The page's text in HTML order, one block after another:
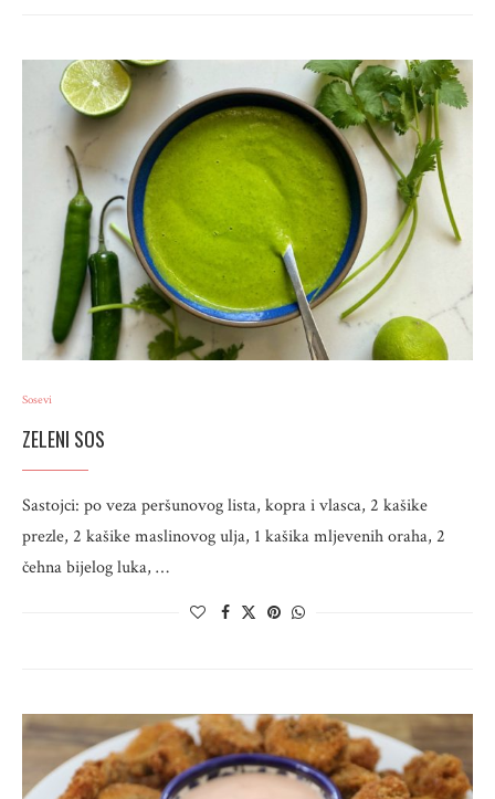
Sosevi
ZELENI SOS
Sastojci: po veza peršunovog lista, kopra i vlasca, 2 kašike
prezle, 2 kašike maslinovog ulja, 1 kašika mljevenih oraha, 2
čehna bijelog luka, …